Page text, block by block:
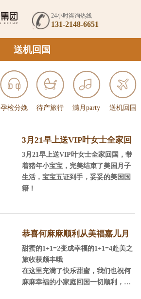
24小时咨询热线
131-2148-6651
送机回国
孕检分娩 待产旅行 满月party 送机回国
3月21早上送VIP叶女士全家回
国
3月21早上送VIP叶女士全家回国，带
着猪年小宝宝，完美结束了美国月子
生活，宝宝五证到手，妥妥的美国国
籍！
恭喜何麻麻顺利从美福嘉儿月
子中心“毕业”咯
甜蜜的1+1=2变成幸福的1+1=4赴美之
旅收获颇丰哦
​​​​在这里充满了快乐甜蜜，我们也祝何
麻麻幸福的小家庭回国一切顺利，宝